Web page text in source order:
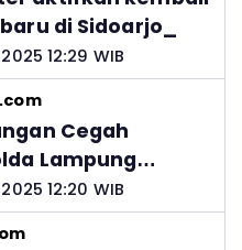
di Sidoarjo_
12:29 WIB
Cegah
Lampung
Orang Tua
12:20 WIB